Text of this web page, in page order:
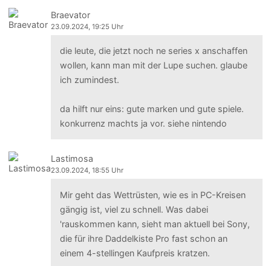
Braevator
23.09.2024, 19:25 Uhr
die leute, die jetzt noch ne series x anschaffen
wollen, kann man mit der Lupe suchen. glaube
ich zumindest.
da hilft nur eins: gute marken und gute spiele.
konkurrenz machts ja vor. siehe nintendo
Lastimosa
23.09.2024, 18:55 Uhr
Mir geht das Wettrüsten, wie es in PC-Kreisen
gängig ist, viel zu schnell. Was dabei
'rauskommen kann, sieht man aktuell bei Sony,
die für ihre Daddelkiste Pro fast schon an
einem 4-stellingen Kaufpreis kratzen.